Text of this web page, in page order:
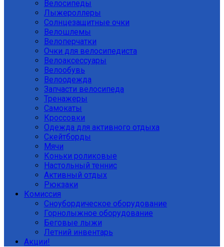
Велосипеды
Лыжероллеры
Солнцезащитные очки
Велошлемы
Велоперчатки
Очки для велосипедиста
Велоаксессуары
Велообувь
Велоодежда
Запчасти велосипеда
Тренажеры
Самокаты
Кроссовки
Одежда для активного отдыха
Скейтборды
Мячи
Коньки роликовые
Настольный теннис
Активный отдых
Рюкзаки
Комиссия
Сноубордическое оборудование
Горнолыжное оборудование
Беговые лыжи
Летний инвентарь
Акции!